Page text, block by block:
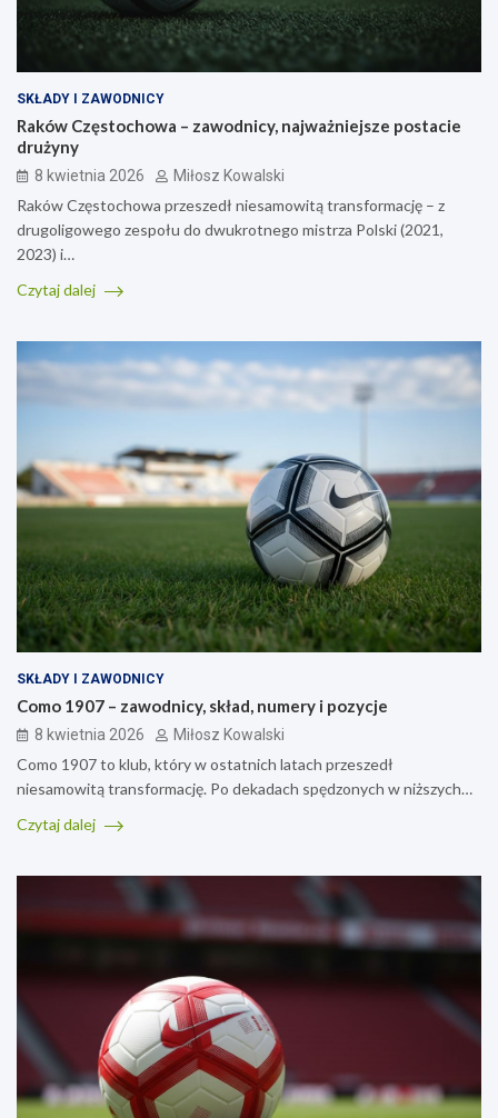
SKŁADY I ZAWODNICY
Raków Częstochowa – zawodnicy, najważniejsze postacie
drużyny
8 kwietnia 2026 Miłosz Kowalski
Raków Częstochowa przeszedł niesamowitą transformację – z
drugoligowego zespołu do dwukrotnego mistrza Polski (2021,
2023) i…
Czytaj dalej
SKŁADY I ZAWODNICY
Como 1907 – zawodnicy, skład, numery i pozycje
8 kwietnia 2026 Miłosz Kowalski
Como 1907 to klub, który w ostatnich latach przeszedł
niesamowitą transformację. Po dekadach spędzonych w niższych…
Czytaj dalej